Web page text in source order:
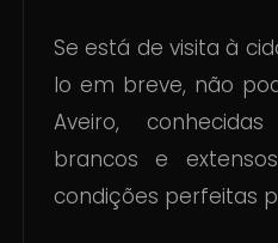
Se está de visita à
lo em breve, não
Aveiro,
brancos e
condições perfeitas